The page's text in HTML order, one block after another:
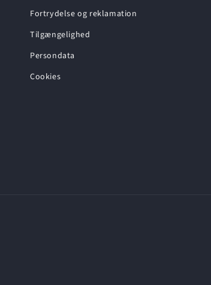
Fortrydelse og reklamation
Tilgængelighed
Persondata
Cookies